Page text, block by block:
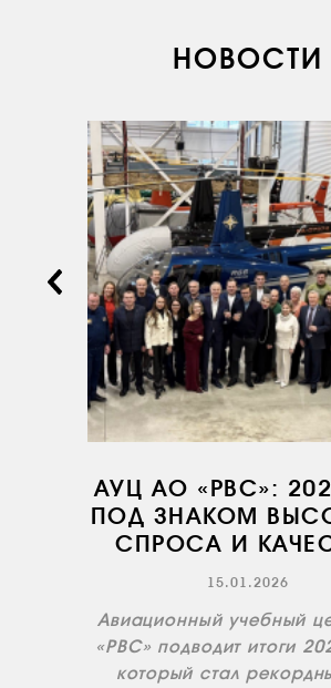
КОНТАКТЫ
НОВОСТИ
АУЦ АО «РВС»:
ПОД ЗНАКОМ
СПРОСА И
15.01.2026
Авиационный учебный
«РВС» подводит итоги
который стал